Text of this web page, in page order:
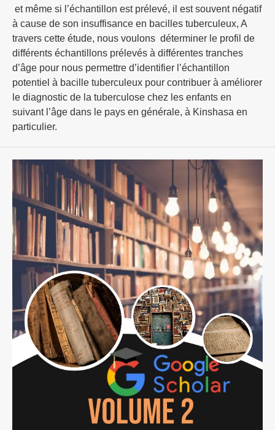
et même si l’échantillon est prélevé, il est souvent négatif
à cause de son insuffisance en bacilles tuberculeux, A
travers cette étude, nous voulons déterminer le profil de
différents échantillons prélevés à différentes tranches
d’âge pour nous permettre d’identifier l’échantillon
potentiel à bacille tuberculeux pour contribuer à améliorer
le diagnostic de la tuberculose chez les enfants en
suivant l’âge dans le pays en générale, à Kinshasa en
particulier.